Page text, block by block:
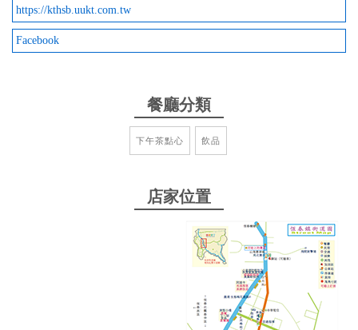
2025-04-26 13:08:03
鬆餅外酥內QQ，口味推格仔餅內餡花生醬、奶油和酥
酥的糖，內用座位可以看恆春藍天
from google
2025-03-18 17:49:46
https://kthsb.uukt.com.tw
Facebook
餐廳分類
下午茶點心 飲品
店家位置